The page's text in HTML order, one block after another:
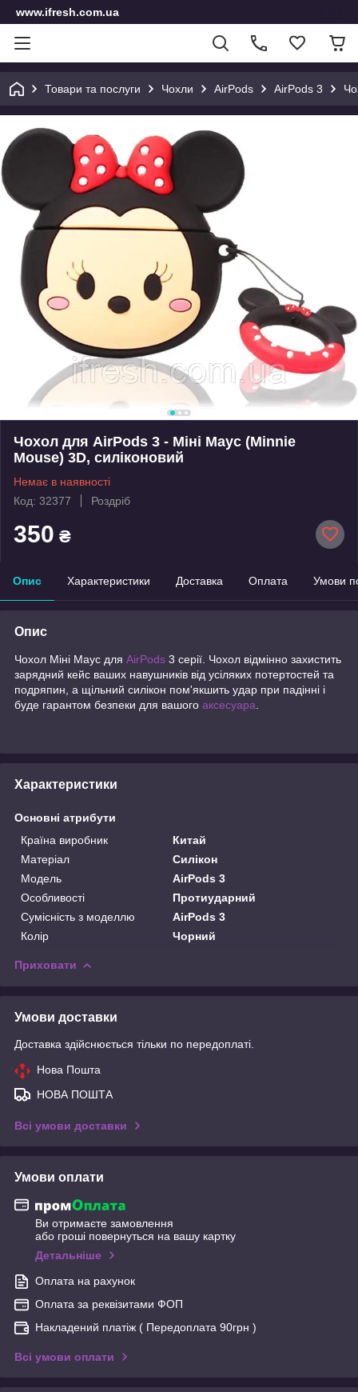
www.ifresh.com.ua
Товари та послуги Чохли AirPods AirPods 3
Чохол для AirPods 3 - Міні Маус (Minnie
Mouse) 3D, силіконовий
Немає в наявності
Код: 32377
Роздріб
350 ₴
Опис Характеристики Доставка Оплата Умови
Опис
Чохол Міні Маус для AirPods 3 серії. Чохол відмінно захистить
зарядний кейс ваших навушників від усіляких потертостей та
подряпин, а щільний силікон пом'якшить удар при падінні і
буде гарантом безпеки для вашого аксесуара
Характеристики
Основні атрибути
Країна виробник
Китай
Матеріал
Силікон
Модель
AirPods 3
Особливості
Протиударний
Сумісність з моделлю
AirPods 3
Колір
Чорний
Приховати
Умови доставки
Доставка здійснюється тільки по передоплаті.
Нова Пошта
НОВА ПОШТА
Всі умови доставки
Умови оплати
Ви отримаєте замовлення
або гроші повернуться на вашу картку
Детальніше
Оплата на рахунок
Оплата за реквізитами ФОП
Накладений платіж ( Передоплата 90грн )
Всі умови оплати